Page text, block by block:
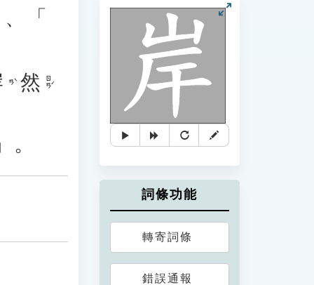
「
ㄢˋ 然 ㄖㄢˊ
。
詞條功能
轉寄詞條
錯誤通報